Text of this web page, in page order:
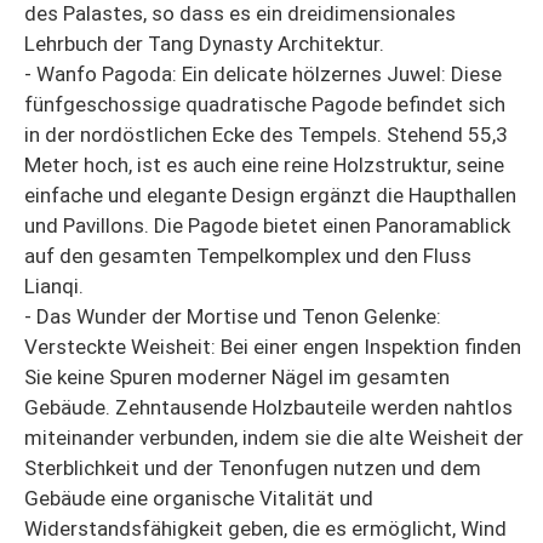
des Palastes, so dass es ein dreidimensionales
Lehrbuch der Tang Dynasty Architektur.
- Wanfo Pagoda: Ein delicate hölzernes Juwel: Diese
fünfgeschossige quadratische Pagode befindet sich
in der nordöstlichen Ecke des Tempels. Stehend 55,3
Meter hoch, ist es auch eine reine Holzstruktur, seine
einfache und elegante Design ergänzt die Haupthallen
und Pavillons. Die Pagode bietet einen Panoramablick
auf den gesamten Tempelkomplex und den Fluss
Lianqi.
- Das Wunder der Mortise und Tenon Gelenke:
Versteckte Weisheit: Bei einer engen Inspektion finden
Sie keine Spuren moderner Nägel im gesamten
Gebäude. Zehntausende Holzbauteile werden nahtlos
miteinander verbunden, indem sie die alte Weisheit der
Sterblichkeit und der Tenonfugen nutzen und dem
Gebäude eine organische Vitalität und
Widerstandsfähigkeit geben, die es ermöglicht, Wind